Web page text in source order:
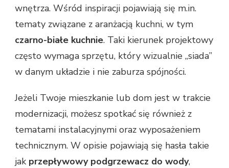
wnętrza. Wśród inspiracji pojawiają się m.in.
tematy związane z aranżacją kuchni, w tym
czarno-białe kuchnie. Taki kierunek projektowy
często wymaga sprzętu, który wizualnie „siada”
w danym układzie i nie zaburza spójności.
Jeżeli Twoje mieszkanie lub dom jest w trakcie
modernizacji, możesz spotkać się również z
tematami instalacyjnymi oraz wyposażeniem
technicznym. W opisie pojawiają się hasła takie
jak przepływowy podgrzewacz do wody,